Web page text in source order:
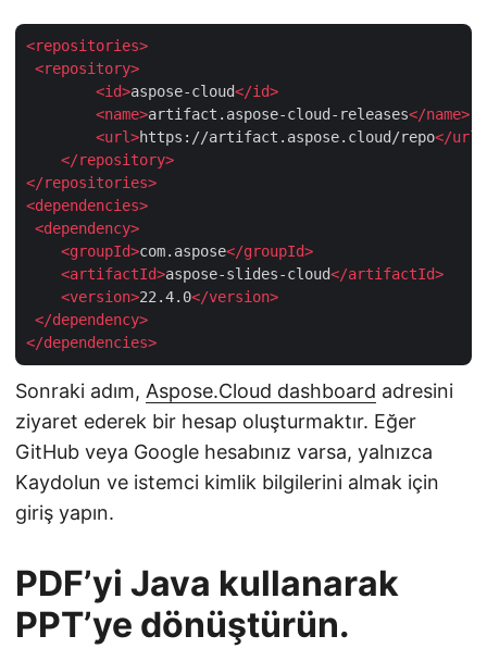
<repositories>
<repository>
<id>aspose-cloud</id>
<name>artifact.aspose-cloud-releases</name>
<url>https://artifact.aspose.cloud/repo</url
</repository>
</repositories>
<dependencies>
<dependency>
<groupId>com.aspose</groupId>
<artifactId>aspose-slides-cloud</artifactId>
<version>22.4.0</version>
</dependency>
</dependencies>
Sonraki adım, Aspose.Cloud dashboard adresini
ziyaret ederek bir hesap oluşturmaktır. Eğer
GitHub veya Google hesabınız varsa, yalnızca
Kaydolun ve istemci kimlik bilgilerini almak için
giriş yapın.
PDF’yi Java kullanarak
PPT’ye dönüştürün.